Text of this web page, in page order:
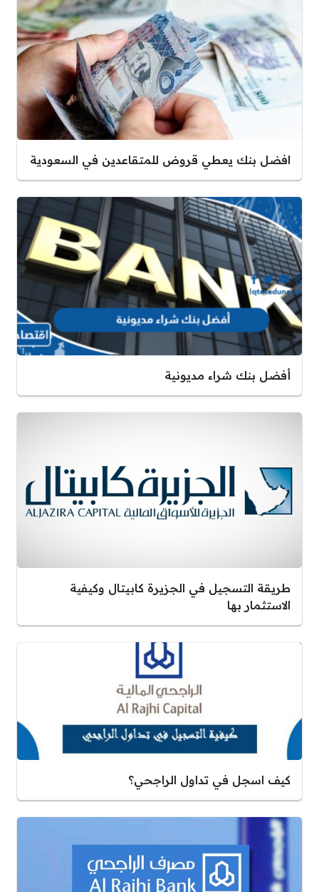
افضل بنك يعطي قروض للمتقاعدين في السعودية
أفضل بنك شراء مديونية
طريقة التسجيل في الجزيرة كابيتال وكيفية
الاستثمار بها
كيف اسجل في تداول الراجحي؟